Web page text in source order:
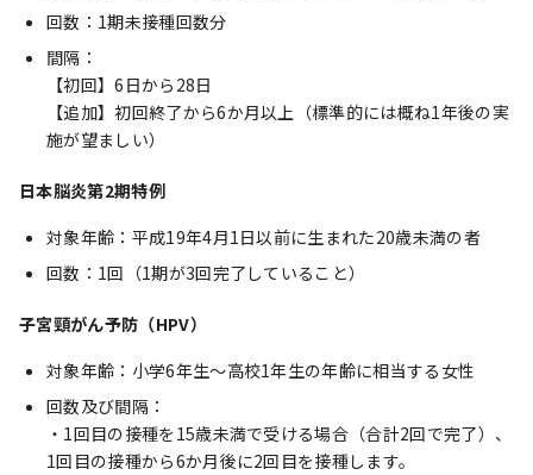
回数：1期未接種回数分
間隔：
【初回】6日から28日
【追加】初回終了から6か月以上（標準的には概ね1年後の実
施が望ましい）
日本脳炎第2期特例
対象年齢：平成19年4月1日以前に生まれた20歳未満の者
回数：1回（1期が3回完了していること）
子宮頸がん予防（HPV）
対象年齢：小学6年生～高校1年生の年齢に相当する女性
回数及び間隔：
・1回目の接種を15歳未満で受ける場合（合計2回で完了）、
1回目の接種から6か月後に2回目を接種します。